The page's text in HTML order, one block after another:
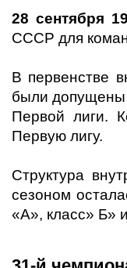
28 сентября
СССР для
В первенстве
были допущены
Первой лиги.
Первую лигу.
Структура
сезоном
«А», класс» Б»